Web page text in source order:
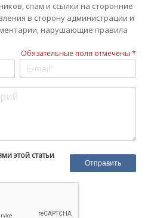
спам и ссылки на сторонние
в сторону администрации и
нарушающие правила
Обязательные поля отмечены *
этой статьи